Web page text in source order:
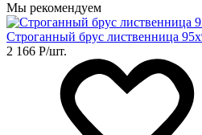
Мы рекомендуем
Строганный брус лиственница
2 166 Р/шт.